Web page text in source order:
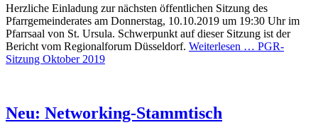
Herzliche Einladung zur nächsten öffentlichen Sitzung des
Pfarrgemeinderates am Donnerstag, 10.10.2019 um 19:30 Uhr im
Pfarrsaal von St. Ursula. Schwerpunkt auf dieser Sitzung ist der
Bericht vom Regionalforum Düsseldorf. Weiterlesen … PGR-
Sitzung Oktober 2019
Neu: Networking-Stammtisch